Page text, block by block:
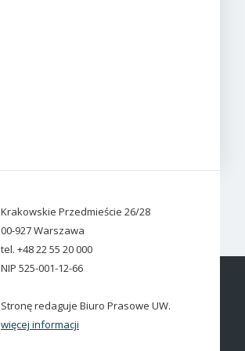
Krakowskie Przedmieście 26/28
00-927 Warszawa
tel. +48 22 55 20 000
NIP 525-001-12-66
Stronę redaguje Biuro Prasowe UW.
więcej informacji